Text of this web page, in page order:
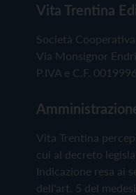
Vita Trentina
Società Cooperativa
Via Monsignor
P.IVA e C.F.
Vita Trentina
cui al decreto
Indicazione resa ai
dell'art. 5 del